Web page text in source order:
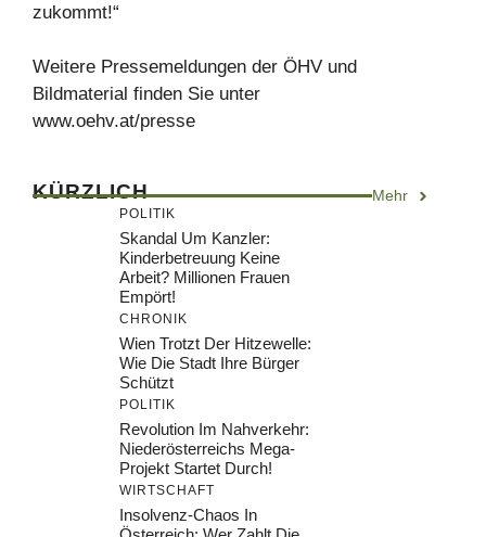
zukommt!“
Weitere Pressemeldungen der ÖHV und
Bildmaterial finden Sie unter
www.oehv.at/presse
KÜRZLICH Mehr
POLITIK
Skandal Um Kanzler:
Kinderbetreuung Keine
Arbeit? Millionen Frauen
Empört!
CHRONIK
Wien Trotzt Der Hitzewelle:
Wie Die Stadt Ihre Bürger
Schützt
POLITIK
Revolution Im Nahverkehr:
Niederösterreichs Mega-
Projekt Startet Durch!
WIRTSCHAFT
Insolvenz-Chaos In